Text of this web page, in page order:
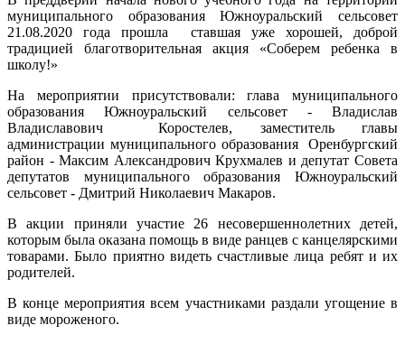
муниципального образования Южноуральский сельсовет
21.08.2020 года прошла ставшая уже хорошей, доброй
традицией благотворительная акция «Соберем ребенка в
школу!»
На мероприятии присутствовали: глава муниципального
образования Южноуральский сельсовет - Владислав
Владиславович Коростелев, заместитель главы
администрации муниципального образования Оренбургский
район - Максим Александрович Крухмалев и депутат Совета
депутатов муниципального образования Южноуральский
сельсовет - Дмитрий Николаевич Макаров.
В акции приняли участие 26 несовершеннолетних детей,
которым была оказана помощь в виде ранцев с канцелярскими
товарами. Было приятно видеть счастливые лица ребят и их
родителей.
В конце мероприятия всем участниками раздали угощение в
виде мороженого.